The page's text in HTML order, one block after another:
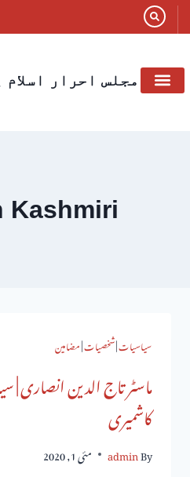
مجلس احرار
Kashmiri
سیاسیات|شخصیات|مضامین
ماسٹر تاج الدین انصاری |
کاشمیری
By
admin مئی 1, 2020